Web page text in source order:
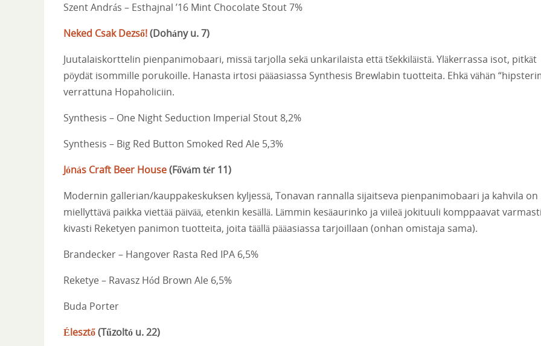
Szent András – Esthajnal ’16 Mint Chocolate Stout 7%
Neked Csak Dezső!(Dohány u. 7)
Juutalaiskorttelin pienpanimobaari, missä tarjolla sekä unkarilaista että tšekkiläistä. Yläkerrassa isot, pitkät
pöydät isommille porukoille. Hanasta irtosi pääasiassa Synthesis Brewlabin tuotteita. Ehkä vähän
verrattuna Hopaholiciin.
Synthesis – One Night Seduction Imperial Stout 8,2%
Synthesis – Big Red Button Smoked Red Ale 5,3%
Jónás Craft Beer House(Fővám tér 11)
Modernin gallerian/kauppakeskuksen kyljessä, Tonavan rannalla sijaitseva pienpanimobaari ja kahvila on
miellyttävä paikka viettää päivää, etenkin kesällä. Lämmin kesäaurinko ja viileä jokituuli komppaavat varmasti
kivasti Reketyen panimon tuotteita, joita täällä pääasiassa tarjoillaan (onhan omistaja sama).
Brandecker – Hangover Rasta Red IPA 6,5%
Reketye – Ravasz Hód Brown Ale 6,5%
Buda Porter
Élesztő(Tűzoltó u. 22)